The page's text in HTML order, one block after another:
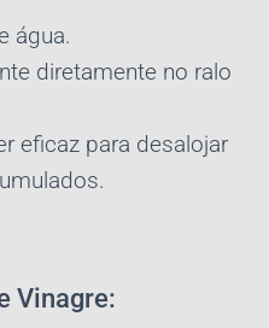
água.
diretamente no ralo
eficaz para desalojar
Vinagre: